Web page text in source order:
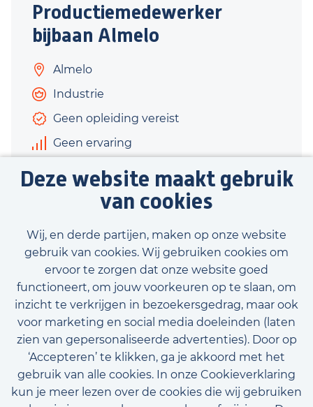
Deze website maakt gebruik
van cookies
Wij, en derde partijen, maken op onze website
gebruik van cookies. Wij gebruiken cookies om
ervoor te zorgen dat onze website goed
functioneert, om jouw voorkeuren op te slaan, om
inzicht te verkrijgen in bezoekersgedrag, maar ook
voor marketing en social media doeleinden (laten
zien van gepersonaliseerde advertenties). Door op
‘Accepteren’ te klikken, ga je akkoord met het
gebruik van alle cookies. In onze Cookieverklaring
kun je meer lezen over de cookies die wij gebruiken
Productiemedewerker
bijbaan Almelo
Almelo
Industrie
Geen opleiding vereist
Geen ervaring
€2.610 - €3.340
Bekijk vacature
Bekijk onze beschikbare vacatures